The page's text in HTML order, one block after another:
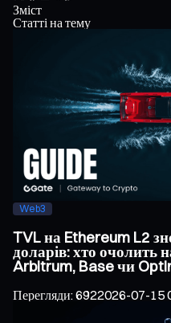
Зміст
Статті на тему
Web3
TVL на Ethereum L2
доларів: хто очолить
Arbitrum, Base чи
Перегляди:6922026-07-15